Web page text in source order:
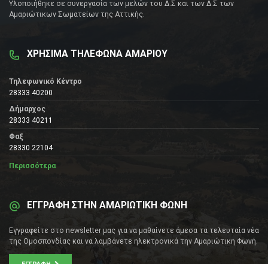
Υλοποιήθηκε σε συνεργασία των μελών του Δ.Σ και των Δ.Σ των
Αμαριώτικων Σωματείων της Αττικής.
ΧΡΗΣΙΜΑ ΤΗΛΕΦΩΝΑ ΑΜΑΡΙΟΥ
Τηλεφωνικό Κέντρο
28333 40200
Δήμαρχος
28333 40211
Φαξ
28330 22104
Περισσότερα
ΕΓΓΡΑΦΗ ΣΤΗΝ ΑΜΑΡΙΩΤΙΚΗ ΦΩΝΗ
Εγγραφείτε στο newsletter μας για να μαθαίνετε άμεσα τα τελευταία νέα
της Ομοσπονδίας και να λαμβάνετε ηλεκτρονικά την Αμαριώτικη Φωνή.